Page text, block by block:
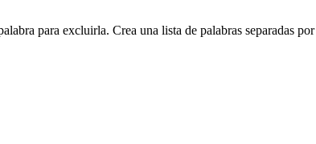
para excluirla. Crea una lista de palabras separadas por